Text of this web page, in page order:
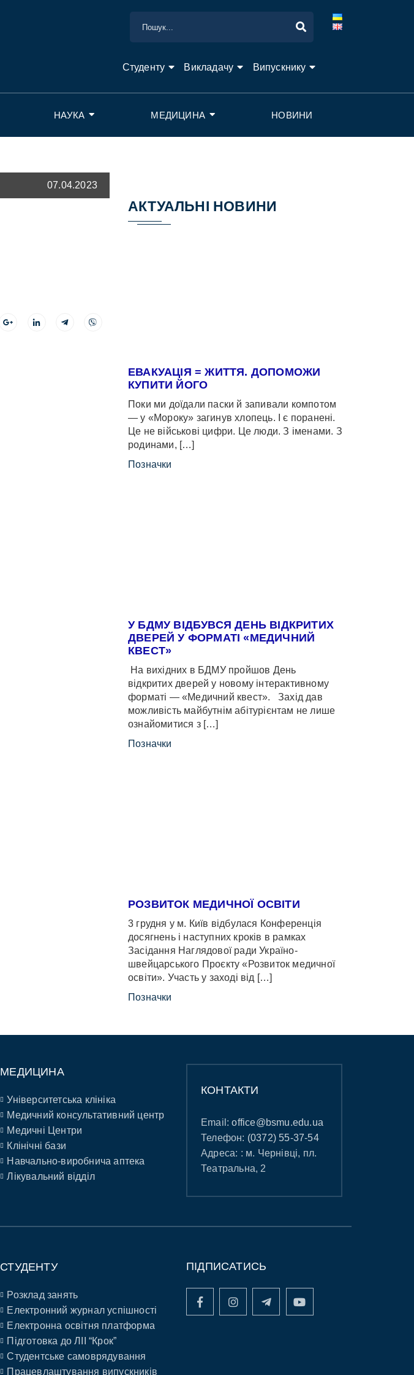
Студенту Викладачу Випускнику
НАУКА МЕДИЦИНА НОВИНИ
07.04.2023
АКТУАЛЬНІ НОВИНИ
ЕВАКУАЦІЯ = ЖИТТЯ. ДОПОМОЖИ
КУПИТИ ЙОГО
Поки ми доїдали паски й запивали компотом
— у «Мороку» загинув хлопець. І є поранені.
Це не військові цифри. Це люди. З іменами. З
родинами, […]
Позначки
У БДМУ ВІДБУВСЯ ДЕНЬ ВІДКРИТИХ
ДВЕРЕЙ У ФОРМАТІ «МЕДИЧНИЙ
КВЕСТ»
На вихідних в БДМУ пройшов День
відкритих дверей у новому інтерактивному
форматі — «Медичний квест». Захід дав
можливість майбутнім абітурієнтам не лише
ознайомитися з […]
Позначки
РОЗВИТОК МЕДИЧНОЇ ОСВІТИ
3 грудня у м. Київ відбулася Конференція
досягнень і наступних кроків в рамках
Засідання Наглядової ради Україно-
швейцарського Проєкту «Розвиток медичної
освіти». Участь у заході від […]
Позначки
МЕДИЦИНА
Університетська клініка
Медичний консультативний центр
Медичні Центри
Клінічні бази
Навчально-виробнича аптека
Лікувальний відділ
КОНТАКТИ
Email:office@bsmu.edu.ua
Телефон: (0372) 55-37-54
Адреса: : м. Чернівці, пл.
Театральна, 2
СТУДЕНТУ
Розклад занять
Електронний журнал успішності
Електронна освітня платформа
Підготовка до ЛІІ “Крок”
Студентське самоврядування
Працевлаштування випускників
ПІДПИСАТИСЬ